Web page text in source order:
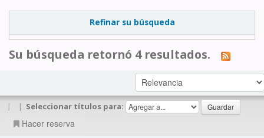
Refinar su búsqueda
Su búsqueda retornó 4 resultados.
| | Seleccionar títulos para:
Hacer reserva